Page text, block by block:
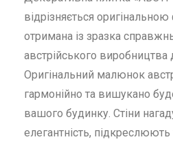
відрізняється
отримана із зразка
австрійського виробництва
Оригінальний малюнок
гармонійно та вишукано
вашого будинку. Стіни
елегантність, підкреслюють